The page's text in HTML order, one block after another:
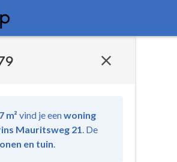
m² vind jeeenwoning
Mauritsweg 21. De
en tuin.